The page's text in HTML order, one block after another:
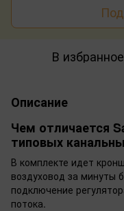
В избранное
Описание
Чем отличается
типовых
В комплекте идет
воздуховод за минуты
подключение
потока.